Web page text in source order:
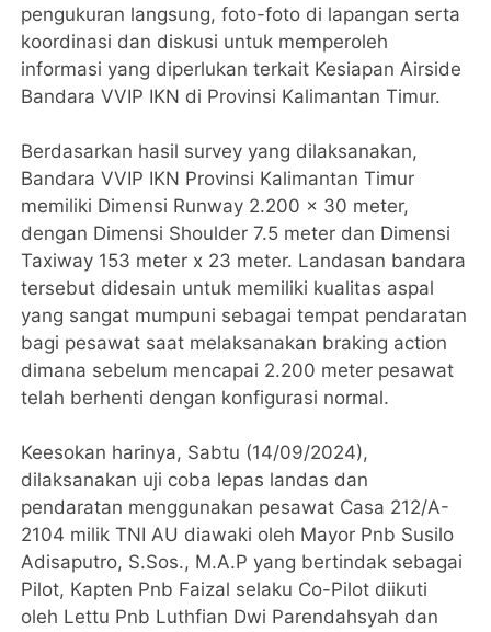
pengukuran langsung, foto-foto di lapangan serta
koordinasi dan diskusi untuk memperoleh
informasi yang diperlukan terkait Kesiapan Airside
Bandara VVIP IKN di Provinsi Kalimantan Timur.
Berdasarkan hasil survey yang dilaksanakan,
Bandara VVIP IKN Provinsi Kalimantan Timur
memiliki Dimensi Runway 2.200 x 30 meter,
dengan Dimensi Shoulder 7.5 meter dan Dimensi
Taxiway 153 meter x 23 meter. Landasan bandara
tersebut didesain untuk memiliki kualitas aspal
yang sangat mumpuni sebagai tempat pendaratan
bagi pesawat saat melaksanakan braking action
dimana sebelum mencapai 2.200 meter pesawat
telah berhenti dengan konfigurasi normal.
Keesokan harinya, Sabtu (14/09/2024),
dilaksanakan uji coba lepas landas dan
pendaratan menggunakan pesawat Casa 212/A-
2104 milik TNI AU diawaki oleh Mayor Pnb Susilo
Adisaputro, S.Sos., M.A.P yang bertindak sebagai
Pilot, Kapten Pnb Faizal selaku Co-Pilot diikuti
oleh Lettu Pnb Luthfian Dwi Parendahsyah dan